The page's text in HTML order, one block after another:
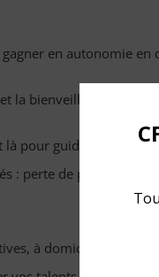
en autonomie en
la bienveillance, en tant
pour guider et faire
: perte de poids, prise
à domicile ou en